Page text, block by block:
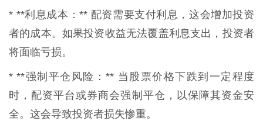
* **利息成本：** 配资需要支付利息，这会增加投资
者的成本。如果投资收益无法覆盖利息支出，投资者
将面临亏损。
* **强制平仓风险：** 当股票价格下跌到一定程度
时，配资平台或券商会强制平仓，以保障其资金安
全。这会导致投资者损失惨重。